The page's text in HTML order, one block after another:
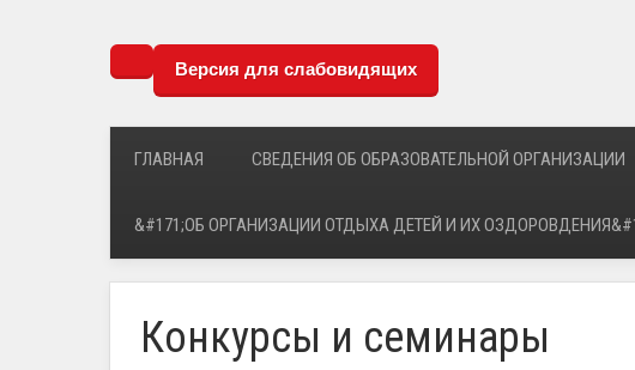
Версия для слабовидящих
ГЛАВНАЯ СВЕДЕНИЯ ОБ ОБРАЗОВАТЕЛЬНОЙ ОРГАНИЗАЦИИ
&#171;ОБ ОРГАНИЗАЦИИ ОТДЫХА ДЕТЕЙ И ИХ
Конкурсы и семинары